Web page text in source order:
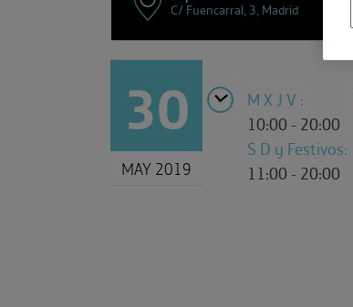
C/ Fuencarral, 3, Madrid
30
MAY 2019
M X J V :
10:00 - 20:00
S D y Festivos:
11:00 - 20:00